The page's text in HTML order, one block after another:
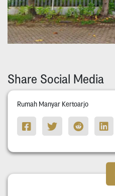
Share Social Media
Rumah Manyar Kertoarjo